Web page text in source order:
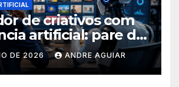
de criativos com
artificial: pare de
DE 2026 ANDRE AGUIAR